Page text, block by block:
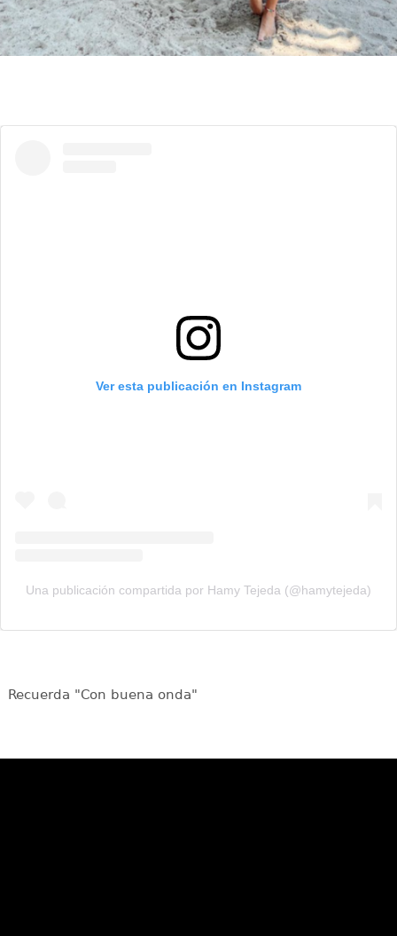
Ver esta publicación en Instagram
Una publicación compartida por Hamy Tejeda (@hamytejeda)
Recuerda "Con buena onda"